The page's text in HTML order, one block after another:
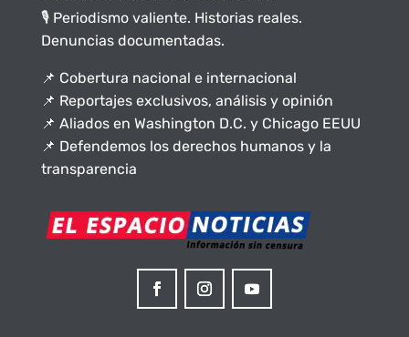
🎙️ Periodismo valiente. Historias reales.
Denuncias documentadas.
📌 Cobertura nacional e internacional
📌 Reportajes exclusivos, análisis y opinión
📌 Aliados en Washington D.C. y Chicago EEUU
📌 Defendemos los derechos humanos y la
transparencia